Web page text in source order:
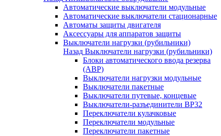
Автоматические выключатели модульные
Автоматические выключатели стационарные
Автоматы защиты двигателя
Аксессуары для аппаратов защиты
Выключатели нагрузки (рубильники)
Назад Выключатели нагрузки (рубильники)
Блоки автоматического ввода резерва
(АВР)
Выключатели нагрузки модульные
Выключатели пакетные
Выключатели путевые, концевые
Выключатели-разъединители ВР32
Переключатели кулачковые
Переключатели модульные
Переключатели пакетные